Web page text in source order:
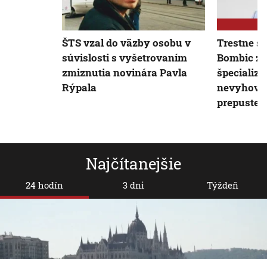
Najčítanejšie
24 hodín 3 dni Týždeň
ŠTS vzal do väzby osobu v
súvislosti s vyšetrovaním
zmiznutia novinára Pavla
Rýpala
Trestne
Bombic